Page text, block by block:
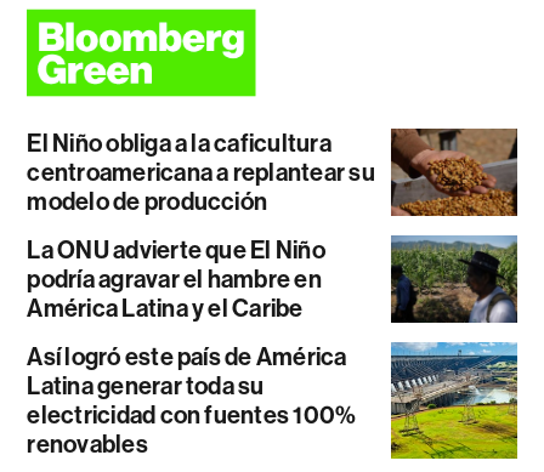
El Niño obliga a la caficultura
centroamericana a replantear su
modelo de producción
La ONU advierte que El Niño
podría agravar el hambre en
América Latina y el Caribe
Así logró este país de América
Latina generar toda su
electricidad con fuentes 100%
renovables